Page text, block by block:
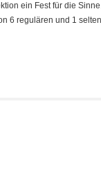
ein Fest für die
6 regulären und 1